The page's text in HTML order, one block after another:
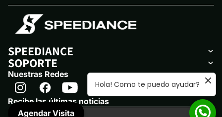
Agendar Visita
SPEEDIANCE
SOPORTE
Nuestras Redes
Recibe las últimas noticias
Correo
Hola! Como te puedo ayudar?